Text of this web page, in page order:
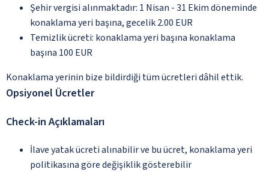
Şehir vergisi alınmaktadır: 1 Nisan - 31 Ekim döneminde
konaklama yeri başına, gecelik 2.00 EUR
Temizlik ücreti: konaklama yeri başına konaklama
başına 100 EUR
Konaklama yerinin bize bildirdiği tüm ücretleri dâhil ettik.
Opsiyonel Ücretler
Check-in Açıklamaları
İlave yatak ücreti alınabilir ve bu ücret, konaklama yeri
politikasına göre değişiklik gösterebilir